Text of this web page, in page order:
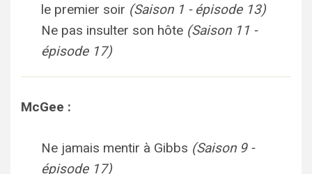
le premier soir (Saison 1 - épisode 13)
Ne pas insulter son hôte (Saison 11 -
épisode 17)
McGee :
Ne jamais mentir à Gibbs (Saison 9 -
épisode 17)